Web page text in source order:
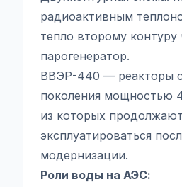
радиоактивным
тепло второму контуру
парогенератор.
ВВЭР-440 — реакторы
поколения мощностью
из которых продолжают
эксплуатироваться
модернизации.
Роли воды на АЭС: